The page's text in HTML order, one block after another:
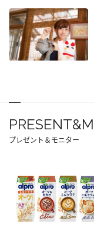
プレゼント＆モニター